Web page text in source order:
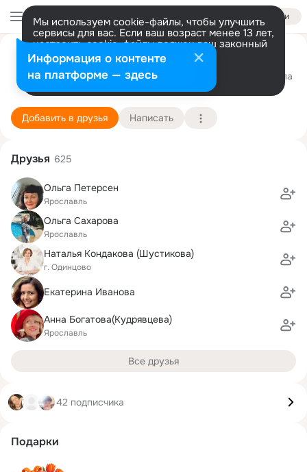
Войти
Мы используем cookie-файлы, чтобы улучшить
сервисы для вас. Если ваш возраст менее 13 лет,
настроить cookie-файлы должен ваш законный
представитель. Больше информации
Разрешить все Настроить
Екатерина (Родник здоровья)
Ярославль 19 сентября (37 лет)
71 школа
Подробнее
Добавить в друзья Написать
Друзья 625
Ольга Петерсен
Ярославль
Ольга Сахарова
Ярославль
Наталья Кондакова (Шустикова)
г. Одинцово
Екатерина Иванова
Анна Богатова(Кудрявцева)
Ярославль
Все друзья
42 подписчика
Подарки
Информация о контенте
на платформе — здесь